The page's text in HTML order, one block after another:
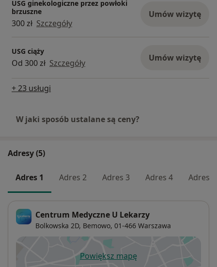
USG ginekologiczne przez powłoki
brzuszne
300 zł Szczegóły
Umów wizytę
USG ciąży
Od 300 zł Szczegóły Umów wizytę
+ 23 usługi
W jaki sposób ustalane są ceny?
Adresy (5)
Adres 1 Adres 2 Adres 3 Adres 4 Adres 5
Centrum Medyczne U Lekarzy
Bolkowska 2D, Bemowo, 01-466 Warszawa
Powiększ mapęotwiera się w nowej karcie